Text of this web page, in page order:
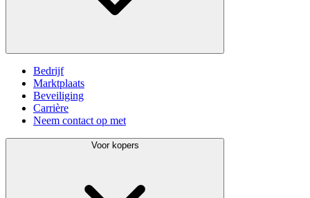
Bedrijf
Marktplaats
Beveiliging
Carrière
Neem contact op met
Voor kopers